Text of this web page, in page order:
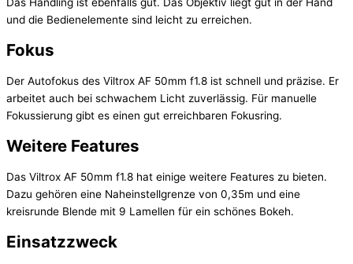
und die Bedienelemente sind leicht zu erreichen.
Fokus
Der Autofokus des Viltrox AF 50mm f1.8 ist schnell und präzise. Er
arbeitet auch bei schwachem Licht zuverlässig. Für manuelle
Fokussierung gibt es einen gut erreichbaren Fokusring.
Weitere Features
Das Viltrox AF 50mm f1.8 hat einige weitere Features zu bieten.
Dazu gehören eine Naheinstellgrenze von 0,35m und eine
kreisrunde Blende mit 9 Lamellen für ein schönes Bokeh.
Einsatzzweck